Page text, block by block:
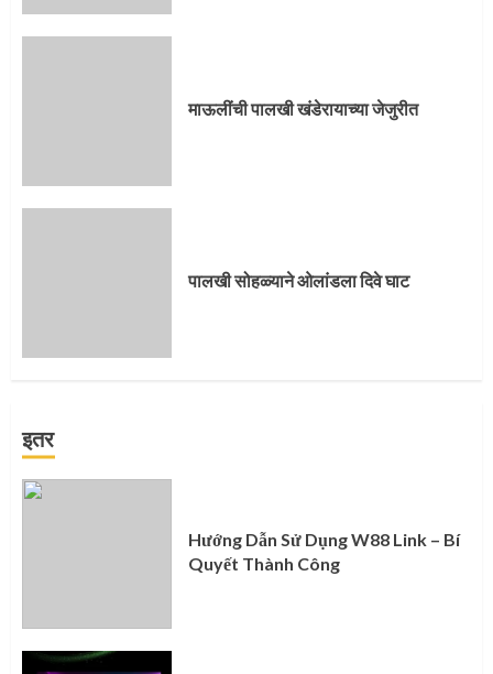
माऊलींची पालखी खंडेरायाच्या जेजुरीत
पालखी सोहळ्याने ओलांडला दिवे घाट
इतर
Hướng Dẫn Sử Dụng W88 Link – Bí
Quyết Thành Công